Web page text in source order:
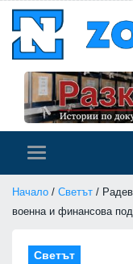
Начало / Светът /
военна и финансова
Светът